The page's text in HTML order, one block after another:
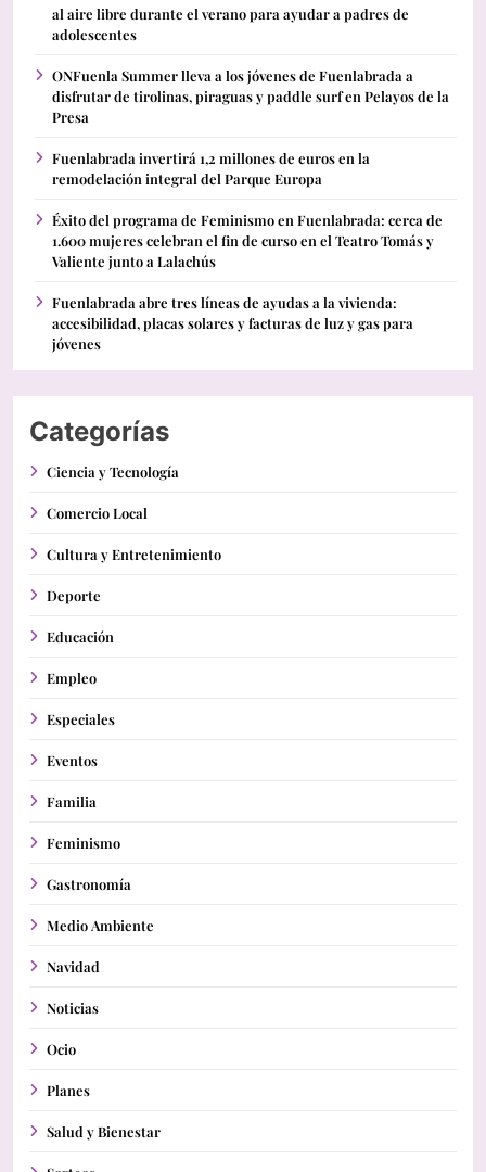
al aire libre durante el verano para ayudar a padres de
adolescentes
ONFuenla Summer lleva a los jóvenes de Fuenlabrada a
disfrutar de tirolinas, piraguas y paddle surf en Pelayos de la
Presa
Fuenlabrada invertirá 1,2 millones de euros en la
remodelación integral del Parque Europa
Éxito del programa de Feminismo en Fuenlabrada: cerca de
1.600 mujeres celebran el fin de curso en el Teatro Tomás y
Valiente junto a Lalachús
Fuenlabrada abre tres líneas de ayudas a la vivienda:
accesibilidad, placas solares y facturas de luz y gas para
jóvenes
Categorías
Ciencia y Tecnología
Comercio Local
Cultura y Entretenimiento
Deporte
Educación
Empleo
Especiales
Eventos
Familia
Feminismo
Gastronomía
Medio Ambiente
Navidad
Noticias
Ocio
Planes
Salud y Bienestar